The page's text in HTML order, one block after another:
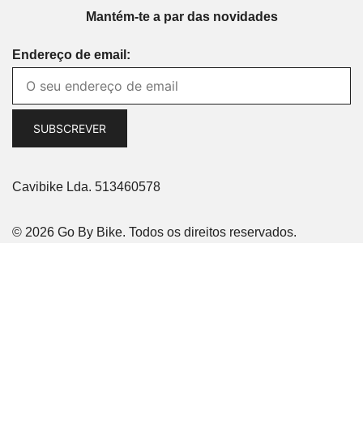
Mantém-te a par das novidades
Endereço de email:
Cavibike Lda. 513460578
© 2026 Go By Bike. Todos os direitos reservados.